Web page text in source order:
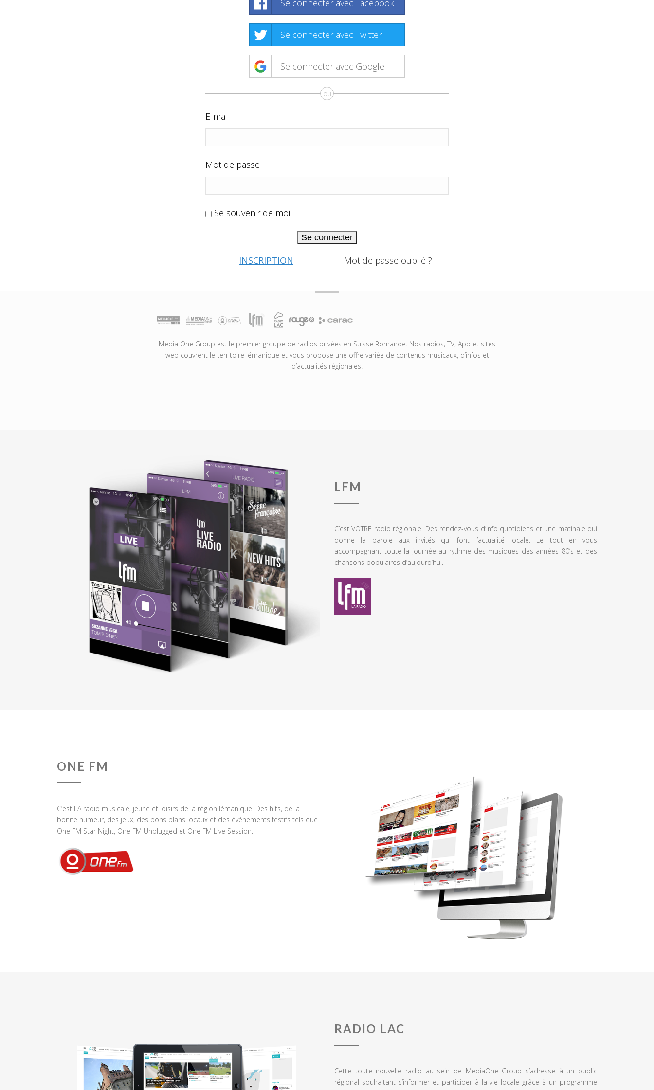
Se connecter avec Facebook
Se connecter avec Twitter
Se connecter avec Google
ou
E-mail
Mot de passe
Se souvenir de moi
Se connecter
INSCRIPTION Mot de passe oublié ?
Media One Group est le premier groupe de radios privées en Suisse Romande. Nos radios, TV, App et sites
web couvrent le territoire lémanique et vous propose une offre variée de contenus musicaux, d’infos et
d’actualités régionales.
LFM
C’est VOTRE radio régionale. Des rendez-vous d’info quotidiens et une matinale qui
donne la parole aux invités qui font l’actualité locale. Le tout en vous
accompagnant toute la journée au rythme des musiques des années 80’s et des
chansons populaires d’aujourd’hui.
ONE FM
C’est LA radio musicale, jeune et loisirs de la région lémanique. Des hits, de la
bonne humeur, des jeux, des bons plans locaux et des événements festifs tels que
One FM Star Night, One FM Unplugged et One FM Live Session.
RADIO LAC
Cette toute nouvelle radio au sein de MediaOne Group s’adresse à un public
régional souhaitant s’informer et participer à la vie locale grâce à un programme